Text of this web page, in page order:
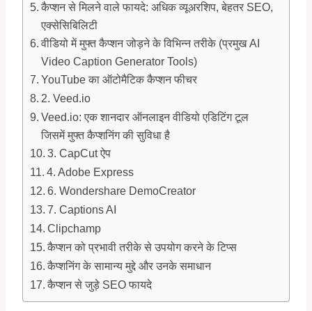
कैप्शन से मिलने वाले फायदे: अधिक व्यूअरशिप, बेहतर SEO,
एक्सेसिबिलिटी
वीडियो में मुफ्त कैप्शन जोड़ने के विभिन्न तरीके (प्रमुख AI
Video Caption Generator Tools)
YouTube का ऑटोमैटिक कैप्शन फीचर
2. Veed.io
Veed.io: एक शानदार ऑनलाइन वीडियो एडिटिंग टूल
जिसमें मुफ्त कैप्शनिंग की सुविधा है
3. CapCut ऐप
4. Adobe Express
6. Wondershare DemoCreator
7. Captions AI
Clipchamp
कैप्शन को प्रभावी तरीके से उपयोग करने के टिप्स
कैप्शनिंग के सामान्य मुद्दे और उनके समाधान
कैप्शन से जुड़े SEO फायदे